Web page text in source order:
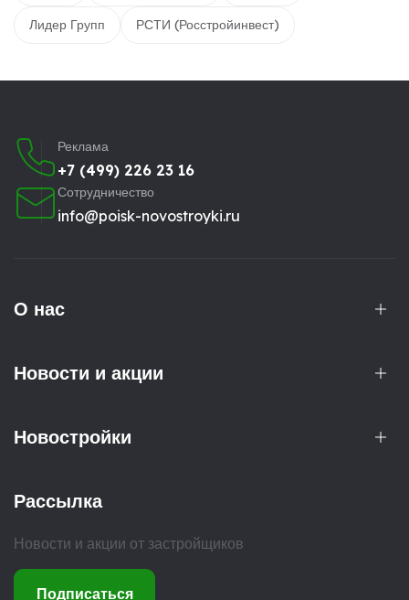
Лидер Групп РСТИ (Росстройинвест)
Реклама
+7 (499) 226 23 16
Сотрудничество
info@poisk-novostroyki.ru
О нас
Новости и акции
Новостройки
Рассылка
Новости и акции от застройщиков
Подписаться